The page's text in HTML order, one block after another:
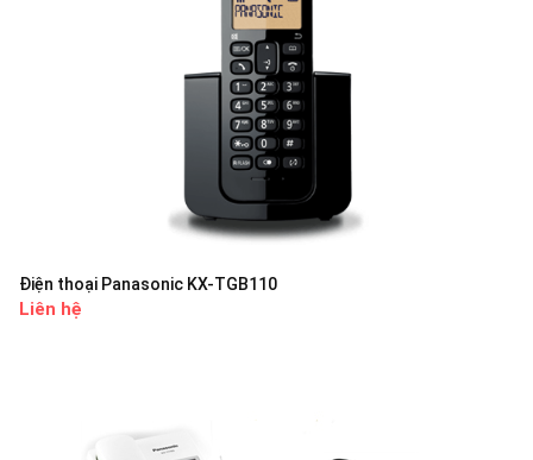
Điện thoại Panasonic KX-TGB110
Liên hệ